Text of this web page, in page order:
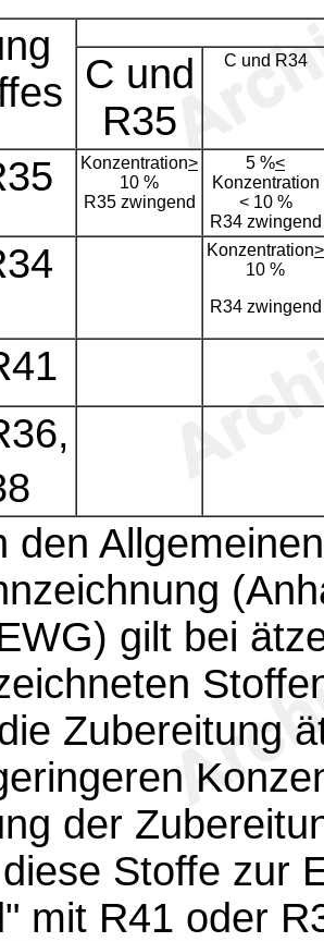
C und
R35
C und R34
Konzentration>
10 %
R35 zwingend
5 %<
Konzentration
< 10 %
R34 zwingend
Konzentration>
10 %
R34 zwingend
den
gilt bei
Zubereitung
der
Stoffe zur
mit R41 oder